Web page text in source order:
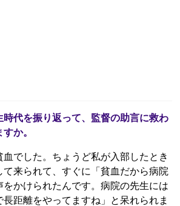
代を振り返って、監督の助言に救わ
か。
でした。ちょうど私が入部したとき
て来られて、すぐに「貧血だから病院
をかけられたんです。病院の先生には
長距離をやってますね」と呆れられま